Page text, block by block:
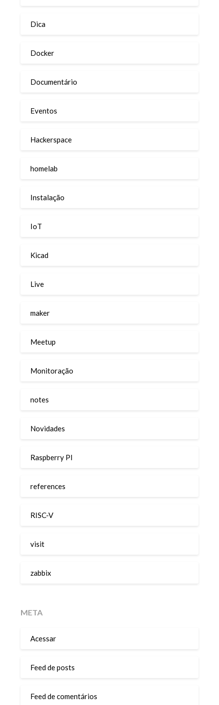
Dica
Docker
Documentário
Eventos
Hackerspace
homelab
Instalação
IoT
Kicad
Live
maker
Meetup
Monitoração
notes
Novidades
Raspberry PI
references
RISC-V
visit
zabbix
META
Acessar
Feed de posts
Feed de comentários